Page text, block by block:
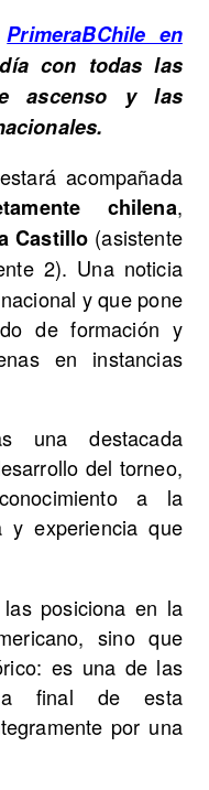
PrimeraBChile en
con todas las
ascenso y las
acompañada
chilena,
Castillo (asistente
2). Una noticia
y que pone
de formación y
en instancias
una destacada
del torneo,
a la
y experiencia que
posiciona en la
sino que
es una de las
final de esta
por una